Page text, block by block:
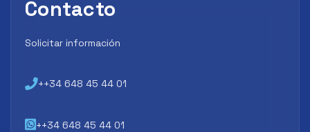
Contacto
Solicitar información
++34 648 45 44 01
++34 648 45 44 01